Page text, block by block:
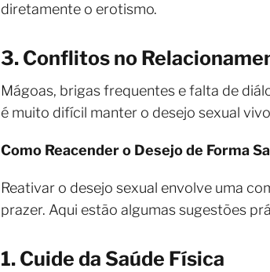
diretamente o erotismo.
3. Conflitos no
Mágoas, brigas frequentes e falta de
é muito difícil manter o desejo sexual
Como Reacender o Desejo de Forma
Reativar o desejo sexual envolve uma
prazer. Aqui estão algumas sugestões
1. Cuide da Saúde Física